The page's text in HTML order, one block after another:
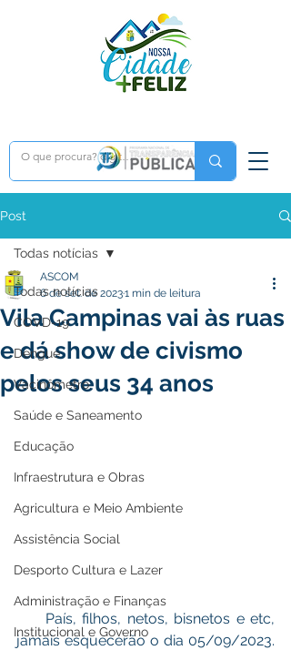
Post
Todas notícias
COVD-19
Dengue
Vacinômetro
Saúde e Saneamento
Educação
Infraestrutura e Obras
Agricultura e Meio Ambiente
Assistência Social
Desporto Cultura e Lazer
Administração e Finanças
Institucional e Governo
Todas notícias
Vila Campinas vai às ruas
e dá show de civismo
pelos seus 34 anos
ASCOM
6 de set. de 20231 min de leitura
jamais esquecerão o dia 05/09/2023.